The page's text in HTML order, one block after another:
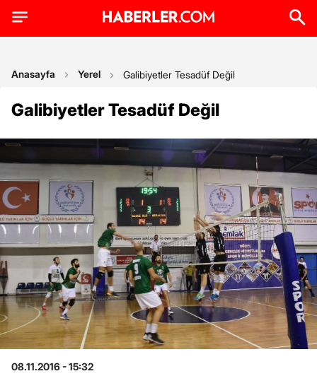
Anasayfa Yerel Galibiyetler Tesadüf Değil
Galibiyetler Tesadüf Değil
08.11.2016 - 15:32